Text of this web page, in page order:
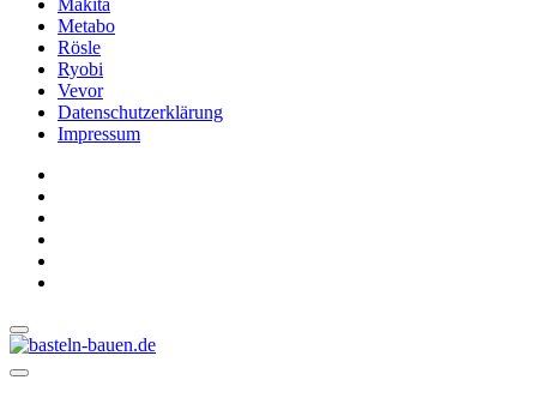
Makita
Metabo
Rösle
Ryobi
Vevor
Datenschutzerklärung
Impressum